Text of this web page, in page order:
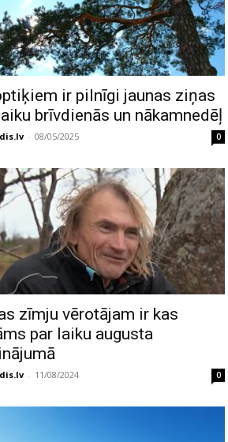
ir pilnīgi jaunas ziņas
brīvdienās un nākamnedēļ
- 08/05/2025 0
zīmju vērotājam ir kas
par laiku augusta
- 11/08/2024 0